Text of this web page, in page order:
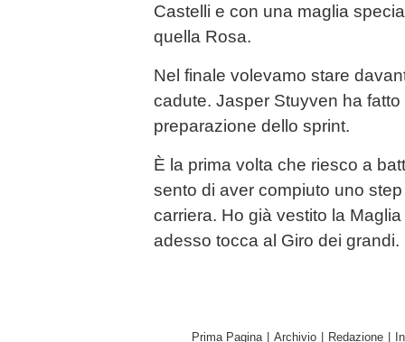
Castelli e con una maglia
quella Rosa.
Nel finale volevamo stare
cadute. Jasper Stuyven ha
preparazione dello sprint.
È la prima volta che riesco a
sento di aver compiuto uno
carriera. Ho già vestito la
adesso tocca al Giro dei grandi.
Prima Pagina Archivio Redazione